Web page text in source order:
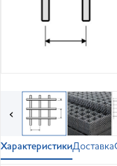
‹
ХарактеристикиДоставка